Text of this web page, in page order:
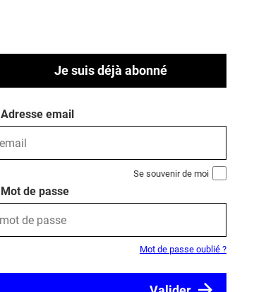
Je suis déjà abonné
Adresse email
Se souvenir de moi
Mot de passe
Mot de passe oublié ?